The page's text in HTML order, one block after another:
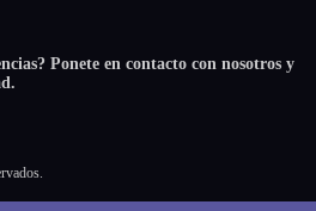
Ponete en contacto con nosotros y